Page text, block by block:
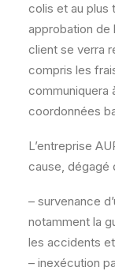
colis et au plus
approbation de
client se verra
compris les
communiquera
coordonnées
L’entreprise
cause, dégagé
– survenance
notamment la
les accidents et
– inexécution